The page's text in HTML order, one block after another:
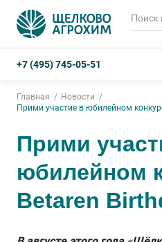
+7 (495) 745-05-51
Главная
Новости
Прими участие в юбилейном
Прими
юбилейном
Betaren